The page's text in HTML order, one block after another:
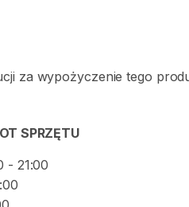
za wypożyczenie tego
SPRZĘTU
- 21:00